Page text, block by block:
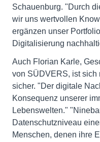
Schauenburg. "Durch
wir uns wertvollen
ergänzen unser
Digitalisierung
Auch Florian Karle,
von SÜDVERS, ist sich
sicher. "Der digitale
Konsequenz unserer
Lebenswelten."
Datenschutzniveau
Menschen, denen ihre